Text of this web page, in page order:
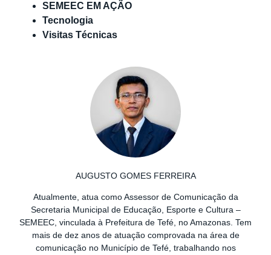
SEMEEC EM AÇÃO
Tecnologia
Visitas Técnicas
AUGUSTO GOMES FERREIRA
Atualmente, atua como Assessor de Comunicação da
Secretaria Municipal de Educação, Esporte e Cultura –
SEMEEC, vinculada à Prefeitura de Tefé, no Amazonas. Tem
mais de dez anos de atuação comprovada na área de
comunicação no Município de Tefé, trabalhando nos